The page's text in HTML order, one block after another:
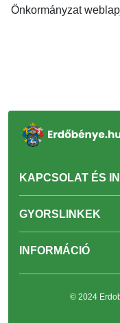
Önkormányzat
KAPCSOLAT ÉS
GYORSLINKEK
INFORMÁCIÓ
© 2024